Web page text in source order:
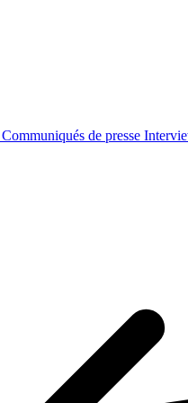
Communiqués de presse